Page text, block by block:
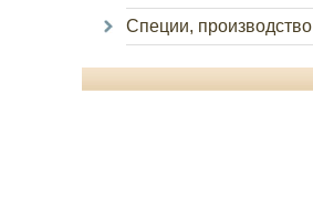
Специи, производство